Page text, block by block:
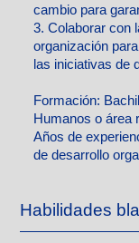
cambio para
3. Colaborar con
organización
las iniciativas de
Formación:
Humanos o área
Años de
de desarrollo
Habilidades